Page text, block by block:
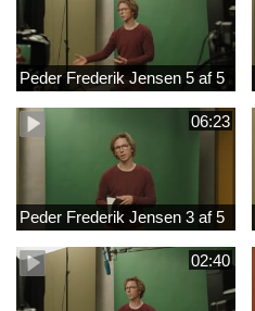
Peder Frederik Jensen 5 af 5
06:23
Peder Frederik Jensen 3 af 5
02:40